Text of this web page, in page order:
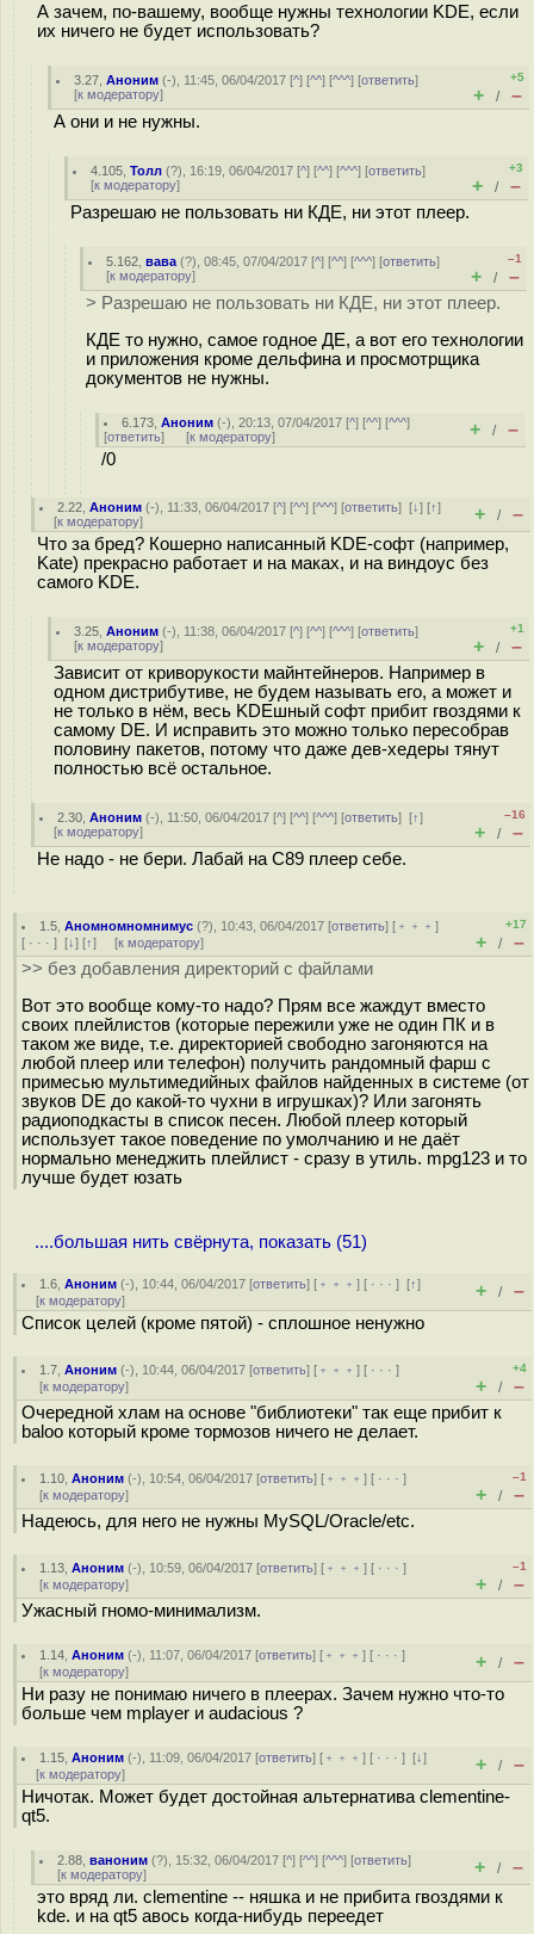
А зачем, по-вашему, вообще нужны технологии KDE, если
их ничего не будет использовать?
3.27 ,Аноним (-), 11:45, 06/04/2017 [^] [^^] [^^^] [ответить]
[к модератору]
+5
+ / –
А они и не нужны.
4.105 ,Толл (?), 16:19, 06/04/2017 [^] [^^] [^^^] [ответить]
[к модератору]
+3
+ / –
Разрешаю не пользовать ни КДЕ, ни этот плеер.
5.162 ,вава (?), 08:45, 07/04/2017 [^] [^^] [^^^] [ответить]
[к модератору]
–1
+ / –
> Разрешаю не пользовать ни КДЕ, ни этот плеер.
КДЕ то нужно, самое годное ДЕ, а вот его технологии
и приложения кроме дельфина и просмотрщика
документов не нужны.
6.173 ,Аноним (-), 20:13, 07/04/2017 [^] [^^] [^^^]
[ответить] [к модератору] + / –
/0
2.22 ,Аноним (-), 11:33, 06/04/2017 [^] [^^] [^^^] [ответить][↓] [↑]
[к модератору] + / –
Что за бред? Кошерно написанный KDE-софт (например,
Kate) прекрасно работает и на маках, и на виндоус без
самого KDE.
3.25 ,Аноним (-), 11:38, 06/04/2017 [^] [^^] [^^^] [ответить]
[к модератору]
+1
+ / –
Зависит от криворукости майнтейнеров. Например в
одном дистрибутиве, не будем называть его, а может и
не только в нём, весь KDEшный софт прибит гвоздями к
самому DE. И исправить это можно только пересобрав
половину пакетов, потому что даже дев-хедеры тянут
полностью всё остальное.
2.30 ,Аноним (-), 11:50, 06/04/2017 [^] [^^] [^^^] [ответить][↑]
[к модератору]
–16
+ / –
Не надо - не бери. Лабай на C89 плеер себе.
1.5 ,Аномномномнимус (?), 10:43, 06/04/2017 [ответить] [ ﹢﹢﹢]
[ · · · ] [↓] [↑] [к модератору]
+17
+ / –
>> без добавления директорий с файлами
Вот это вообще кому-то надо? Прям все жаждут вместо
своих плейлистов (которые пережили уже не один ПК и в
таком же виде, т.е. директорией свободно загоняются на
любой плеер или телефон) получить рандомный фарш с
примесью мультимедийных файлов найденных в системе (от
звуков DE до какой-то чухни в игрушках)? Или загонять
радиоподкасты в список песен. Любой плеер который
использует такое поведение по умолчанию и не даёт
нормально менеджить плейлист - сразу в утиль. mpg123 и то
лучше будет юзать
....большая нить свёрнута, показать (51)
1.6 ,Аноним (-), 10:44, 06/04/2017 [ответить] [ ﹢﹢﹢] [ · · ·][↑]
[к модератору] + / –
Список целей (кроме пятой) - сплошное ненужно
1.7 ,Аноним (-), 10:44, 06/04/2017 [ответить] [ ﹢﹢﹢] [ · · ·]
[к модератору]
+4
+ / –
Очередной хлам на основе "библиотеки" так еще прибит к
baloo который кроме тормозов ничего не делает.
1.10 ,Аноним (-), 10:54, 06/04/2017 [ответить] [ ﹢﹢﹢] [ · · ·]
[к модератору]
–1
+ / –
Надеюсь, для него не нужны MySQL/Oracle/etc.
1.13 ,Аноним (-), 10:59, 06/04/2017 [ответить] [ ﹢﹢﹢] [ · · ·]
[к модератору]
–1
+ / –
Ужасный гномо-минимализм.
1.14 ,Аноним (-), 11:07, 06/04/2017 [ответить] [ ﹢﹢﹢] [ · · ·]
[к модератору] + / –
Ни разу не понимаю ничего в плеерах. Зачем нужно что-то
больше чем mplayer и audacious ?
1.15 ,Аноним (-), 11:09, 06/04/2017 [ответить] [ ﹢﹢﹢] [ · · ·][↓]
[к модератору] + / –
Ничотак. Может будет достойная альтернатива clementine-
qt5.
2.88 ,ваноним (?), 15:32, 06/04/2017 [^] [^^] [^^^] [ответить]
[к модератору] + / –
это вряд ли. clementine -- няшка и не прибита гвоздями к
kde. и на qt5 авось когда-нибудь переедет